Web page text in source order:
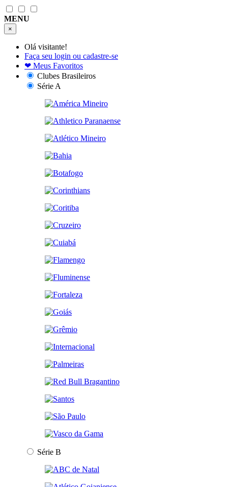
MENU
×
Olá visitante!
Faça seu login ou cadastre-se
❤ Meus Favoritos
Clubes Brasileiros
Série A
Série B